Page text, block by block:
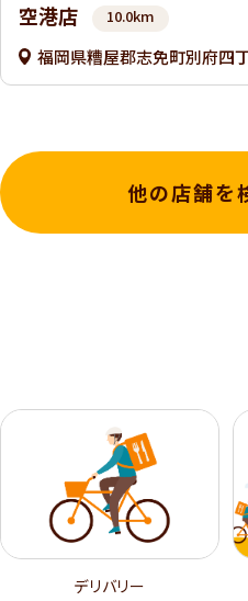
空港店 10.0km
福岡県糟屋郡志免町別府四
他の店舗を
デリバリー